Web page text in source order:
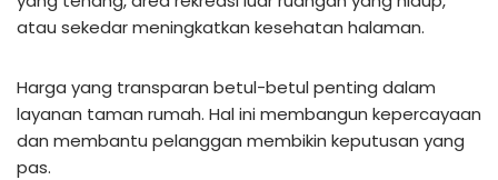
atau sekedar meningkatkan kesehatan halaman.
Harga yang transparan betul-betul penting dalam
layanan taman rumah. Hal ini membangun kepercayaan
dan membantu pelanggan membikin keputusan yang
pas.